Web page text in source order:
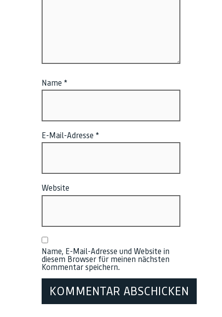
Name *
E-Mail-Adresse *
Website
Name, E-Mail-Adresse und Website in
diesem Browser für meinen nächsten
Kommentar speichern.